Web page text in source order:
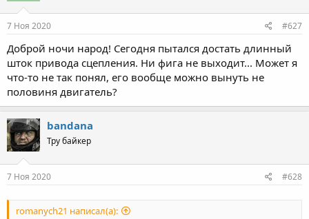
7 Ноя 2020 #627
Доброй ночи народ! Сегодня пытался достать длинный
шток привода сцепления. Ни фига не выходит... Может я
что-то не так понял, его вообще можно вынуть не
половиня двигатель?
bandana
Тру байкер
7 Ноя 2020 #628
romanych21 написал(а):